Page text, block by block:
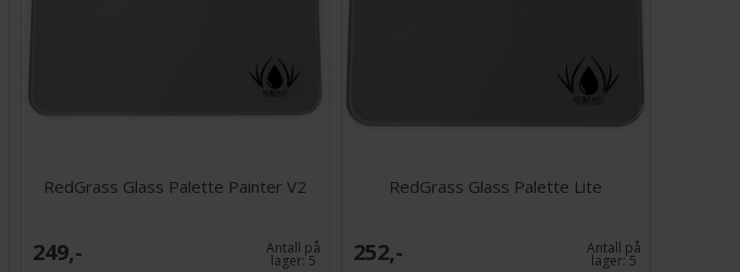
RedGrass Glass Palette Painter V2
249,- Antall på
lager:5
RedGrass Glass Palette Lite
252,- Antall på
lager:5